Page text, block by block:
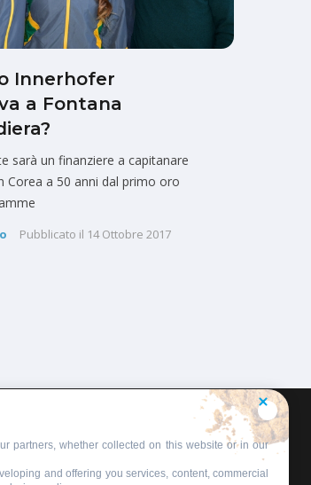
Innerhofer
a Fontana
sarà un finanziere a capitanare
Corea a 50 anni dal primo oro
Pubblicato il 14 Ottobre 2017
partners, whether collected on this website or in our
and offering you services, content, commercial